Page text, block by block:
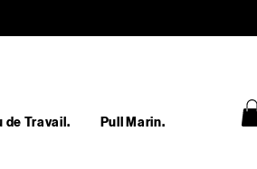
de Travail. Pull Marin.